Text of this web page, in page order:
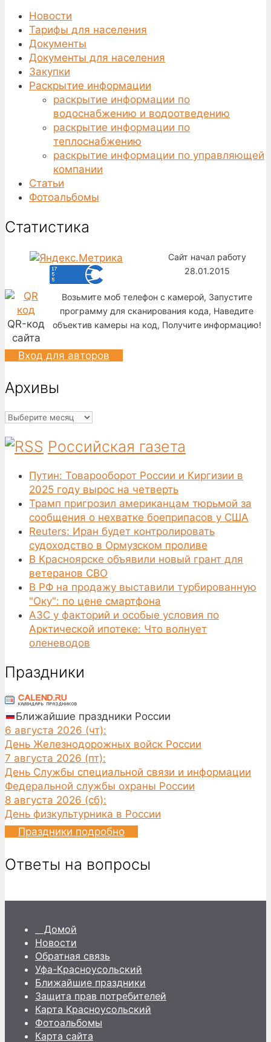
Новости
Тарифы для населения
Документы
Документы для населения
Закупки
Раскрытие информации
раскрытие информации по
водоснабжению и водоотведению
раскрытие информации по
теплоснабжению
раскрытие информации по управляющей
компании
Статьи
Фотоальбомы
Статистика
Сайт начал работу
28.01.2015
QR-код
сайта
Возьмите моб телефон с камерой, Запустите
программу для сканирования кода, Наведите
объектив камеры на код, Получите информацию!
Вход для авторов
Архивы
Архивы
Российская газета
Путин: Товарооборот России и Киргизии в
2025 году вырос на четверть
Трамп пригрозил американцам тюрьмой за
сообщения о нехватке боеприпасов у США
Reuters: Иран будет контролировать
судоходство в Ормузском проливе
В Красноярске объявили новый грант для
ветеранов СВО
В РФ на продажу выставили турбированную
"Оку": по цене смартфона
АЗС у факторий и особые условия по
Арктической ипотеке: Что волнует
оленеводов
Праздники
Ближайшие праздники России
6 августа 2026 (чт):
День Железнодорожных войск России
7 августа 2026 (пт):
День Службы специальной связи и информации
Федеральной службы охраны России
8 августа 2026 (сб):
День физкультурника в России
Праздники подробно
Ответы на вопросы
Домой
Новости
Обратная связь
Уфа-Красноусольский
Ближайшие праздники
Защита прав потребителей
Карта Красноусольский
Фотоальбомы
Карта сайта